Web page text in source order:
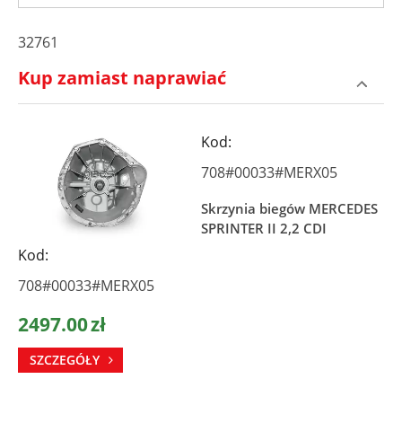
32761
Kup zamiast naprawiać
Kod:
708#00033#MERX05
Skrzynia biegów MERCEDES
SPRINTER II 2,2 CDI
Kod:
708#00033#MERX05
2497.00zł
SZCZEGÓŁY